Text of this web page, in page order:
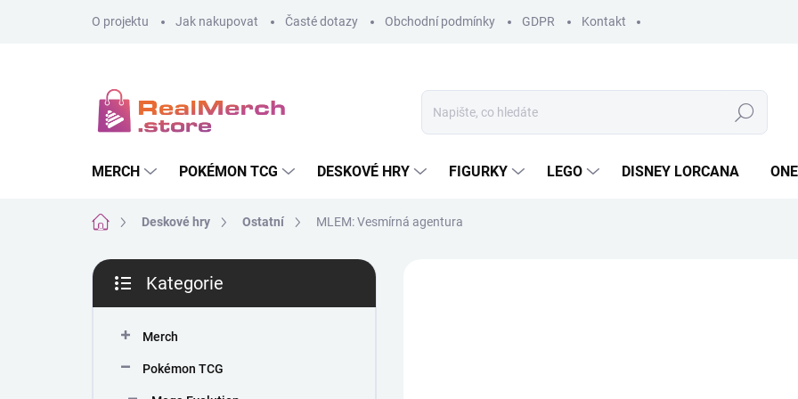
O projektu Jak nakupovat Časté dotazy Obchodní podmínky GDPR Kontakt
Hledat
MERCH POKÉMON TCG DESKOVÉ HRY FIGURKY LEGO DISNEY LORCANA
Domů Deskové hry Ostatní MLEM: Vesmírná agentura
P
s
kategorie
Kategorie
Merch
Pokémon TCG